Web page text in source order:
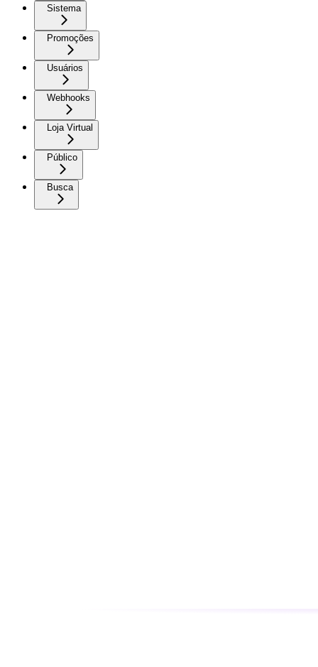
Sistema
Promoções
Usuários
Webhooks
Loja Virtual
Público
Busca